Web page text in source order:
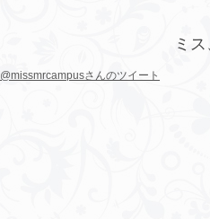
ミ
@missmrcampusさんのツイート